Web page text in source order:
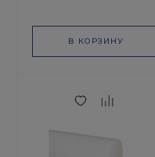
В КОРЗИНУ